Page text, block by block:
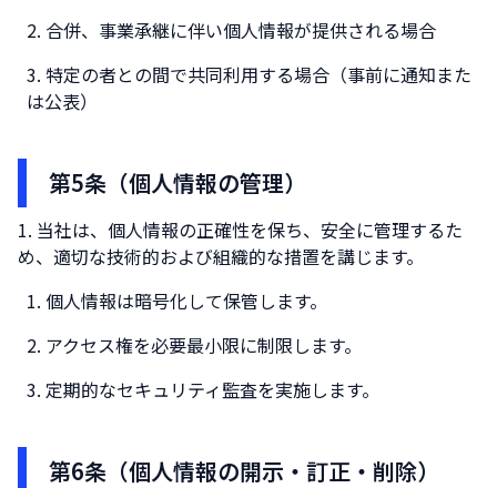
合併、事業承継に伴い個人情報が提供される場合
特定の者との間で共同利用する場合（事前に通知また
は公表）
第5条（個人情報の管理）
当社は、個人情報の正確性を保ち、安全に管理するた
め、適切な技術的および組織的な措置を講じます。
個人情報は暗号化して保管します。
アクセス権を必要最小限に制限します。
定期的なセキュリティ監査を実施します。
第6条（個人情報の開示・訂正・削除）